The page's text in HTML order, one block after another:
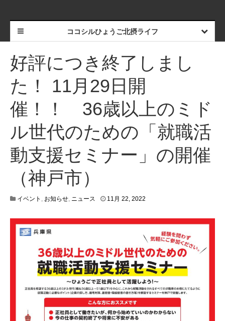
ココシルひょうご北摂ライフ
好評につき終了しまし
た！ 11月29日開
催！！ 36歳以上のミド
ル世代のための「就職活
動支援セミナー」の開催
（神戸市）
イベント , お知らせ, ニュース 11月 22, 2022
2
,
2
0
2
2